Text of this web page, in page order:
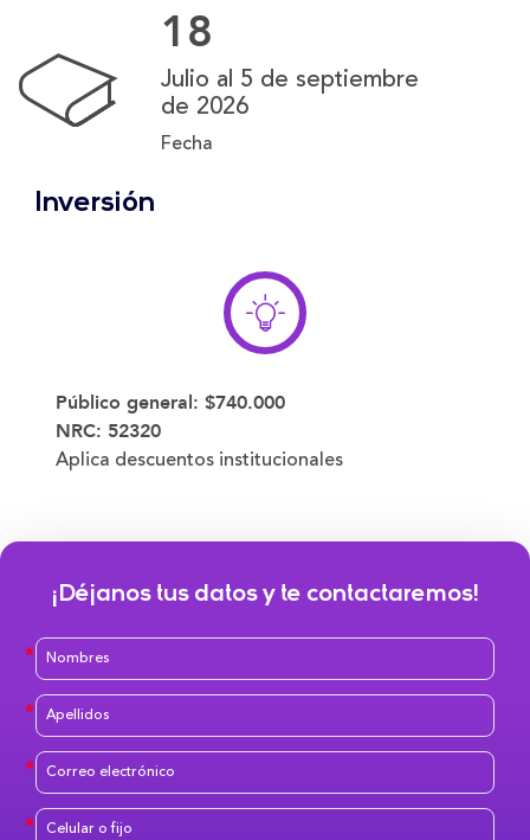
18
Julio al 5 de septiembre
de 2026
Fecha
Inversión
Público general: $740.000
NRC: 52320
Aplica descuentos institucionales
¡Déjanos tus datos y te contactaremos!